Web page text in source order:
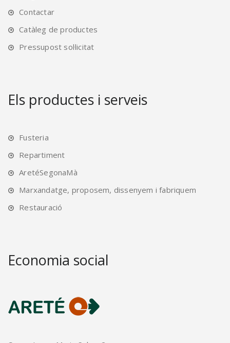
Contactar
Catàleg de productes
Pressupost sol·licitat
Els productes i serveis
Fusteria
Repartiment
AretéSegonaMà
Marxandatge, proposem, dissenyem i fabriquem
Restauració
Economia social